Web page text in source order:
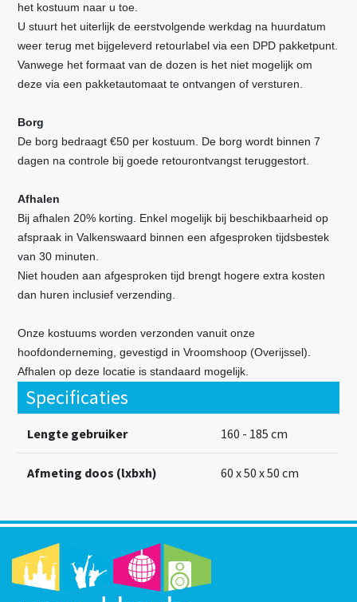
het kostuum naar u toe.
U stuurt het uiterlijk de eerstvolgende werkdag na huurdatum
weer terug met bijgeleverd retourlabel via een DPD pakketpunt.
Vanwege het formaat van de dozen is het niet mogelijk om
deze via een pakketautomaatte ontvangen of versturen.
Borg
De borg bedraagt €50 per kostuum. De borg wordt binnen 7
dagen na controle bij goede retourontvangst teruggestort.
Afhalen
Bij afhalen 20% korting. Enkel mogelijk bij beschikbaarheid op
afspraak in Valkenswaard binnen een afgesproken tijdsbestek
van 30 minuten.
Niet houden aan afgesproken tijd brengt hogere extra kosten
dan huren inclusief verzending.
Onze kostuums worden verzonden vanuit onze
hoofdonderneming, gevestigd in Vroomshoop (Overijssel).
Afhalen op deze locatie is standaard mogelijk.
Specificaties
Lengte gebruiker 160 - 185 cm
Afmeting doos (lxbxh) 60 x 50 x 50 cm